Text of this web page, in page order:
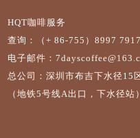
HQT咖啡服务
查询：（+ 86-755）8997 7917
电子邮件：
总公司：深圳市布吉下水径15
（地铁5号线A出口，下水径站）